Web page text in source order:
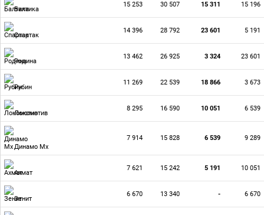
Балтика
15 253 30 507 15 311 15 196
Спартак
14 396 28 792 23 601 5 191
Родина
13 462 26 925 3 324 23 601
Рубин
11 269 22 539 18 866 3 673
Локомотив
8 295 16 590 10 051 6 539
Динамо Мх
7 914 15 828 6 539 9 289
Ахмат
7 621 15 242 5 191 10 051
Зенит
6 670 13 340 - 6 670